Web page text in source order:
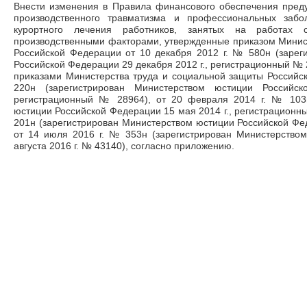
Внести изменения в Правила финансового обеспечения
производственного травматизма и профессиональных
курортного лечения работников, занятых на
производственными факторами, утвержденные приказом
Российской Федерации от 10 декабря 2012 г. № 580н
Российской Федерации 29 декабря 2012 г., регистрационный
приказами Министерства труда и социальной защиты
220н (зарегистрирован Министерством юстиции
регистрационный № 28964), от 20 февраля 2014 г. № 103н
юстиции Российской Федерации 15 мая 2014 г.,
201н (зарегистрирован Министерством юстиции Российской
от 14 июля 2016 г. № 353н (зарегистрирован
августа 2016 г. № 43140), согласно приложению.